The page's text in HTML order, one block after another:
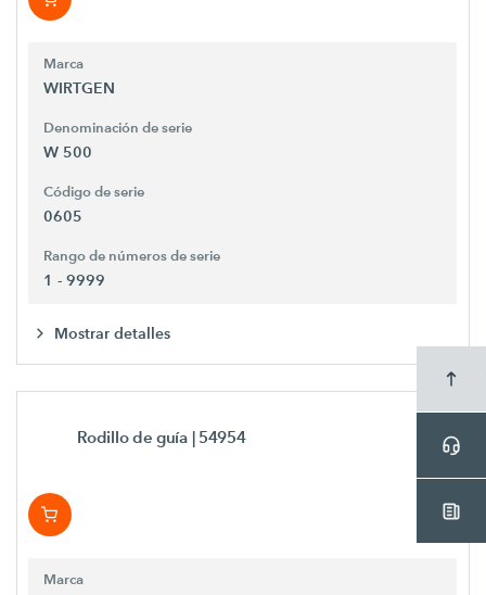
Marca
WIRTGEN
Denominación de serie
W 500
Código de serie
0605
Rango de números de serie
1 - 9999
Mostrar detalles
Rodillo de guía | 54954
Marca